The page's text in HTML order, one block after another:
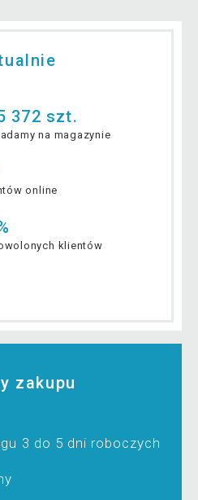
372 szt.
na magazynie
online
klientów
zakupu
3 do 5 dni roboczych